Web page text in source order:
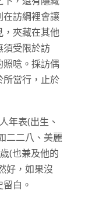
在訪綱裡會讓
，夾藏在其他
須受限於訪
照唸。採訪偶
所當行，止於
年表(出生、
二二八、美麗
(也兼及他的
好，如果沒
白。